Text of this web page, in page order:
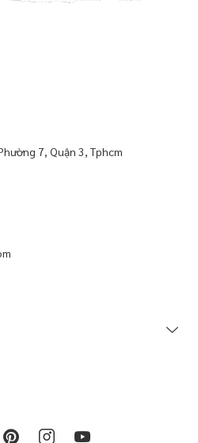
7, Quận 3, Tphcm